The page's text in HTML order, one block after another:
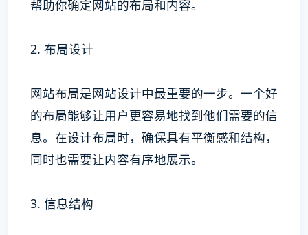
帮助你确定网站的布局和内容。
2. 布局设计
网站布局是网站设计中最重要的一步。一个好
的布局能够让用户更容易地找到他们需要的信
息。在设计布局时，确保具有平衡感和结构，
同时也需要让内容有序地展示。
3. 信息结构